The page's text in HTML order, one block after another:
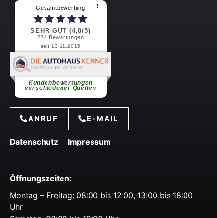
Gesamtbewertung ⠇
SEHR GUT (4,8/5)
224 Bewertungen
seit 13.11.2015
Kundenbewertungen
verschiedener Quellen
Martin S.
Schnell und zuvorkommende
ANRUF E-MAIL
Datenschutz Impressum
Öffnungszeiten:
Montag – Freitag: 08:00 bis 12:00, 13:00 bis 18:00
Uhr